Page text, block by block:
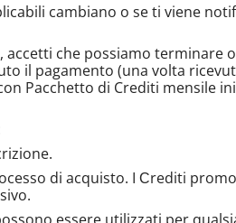
cambiano o se ti viene
che possiamo terminare
il pagamento (una volta
Pacchetto di Crediti mensile
di acquisto. I Сrediti